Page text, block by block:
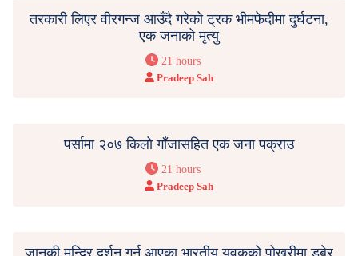
तरकारी लिएर वीरगन्ज आउँदै गरेको ट्रक भीमफेदीमा दुर्घटना,
एक जनाको मृत्यु
21 hours
Pradeep Sah
पर्सामा २०७ किलो गाँजासहित एक जना पक्राउ
21 hours
Pradeep Sah
जानकी मन्दिर दर्शन गर्न आएका भारतीय युवकको पोखरीमा डुबेर